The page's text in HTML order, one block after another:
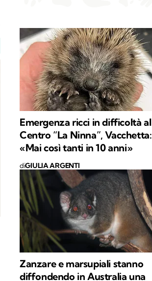
Emergenza ricci in difficoltà al
Centro “La Ninna”, Vacchetta:
«Mai così tanti in 10 anni»
diGIULIA ARGENTI
Zanzare e marsupiali stanno
diffondendo in Australia una